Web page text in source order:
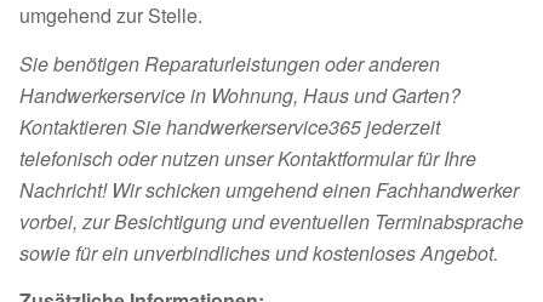
umgehend zur Stelle.
Sie benötigen Reparaturleistungen oder anderen
Handwerkerservice in Wohnung, Haus und Garten?
Kontaktieren Sie handwerkerservice365 jederzeit
telefonisch oder nutzen unser Kontaktformular für Ihre
Nachricht! Wir schicken umgehend einen Fachhandwerker
vorbei, zur Besichtigung und eventuellen Terminabsprache
sowie für ein unverbindliches und kostenloses Angebot.